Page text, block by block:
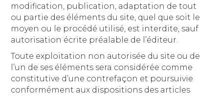
modification, publication, adaptation de tout
ou partie des éléments du site, quel que soit le
moyen ou le procédé utilisé, est interdite, sauf
autorisation écrite préalable de l’éditeur.
Toute exploitation non autorisée du site ou de
l’un de ses éléments sera considérée comme
constitutive d’une contrefaçon et poursuivie
conformément aux dispositions des articles